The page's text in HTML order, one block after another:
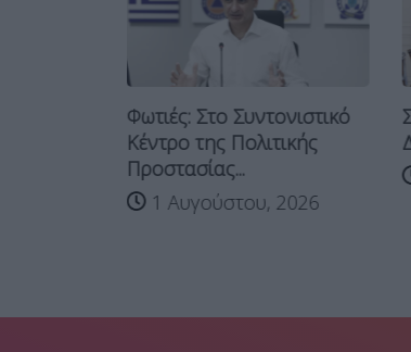
Φωτιές: Στο Συντονιστικό
Κέντρο της Πολιτικής
Προστασίας...
1 Αυγούστου, 2026